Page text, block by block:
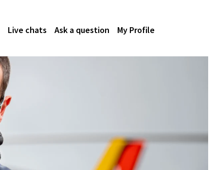
Live chats Ask a question My Profile